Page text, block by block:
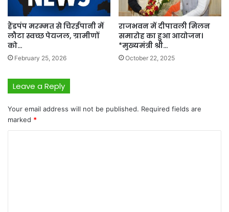
हैंडपंप मरम्मत से चिरईपानी में
लौटा स्वच्छ पेयजल, ग्रामीणों
को…
February 25, 2026
राजभवन में दीपावली मिलन
समारोह का हुआ आयोजन।
*मुख्यमंत्री श्री…
October 22, 2025
Leave a Reply
Your email address will not be published. Required fields are
marked *